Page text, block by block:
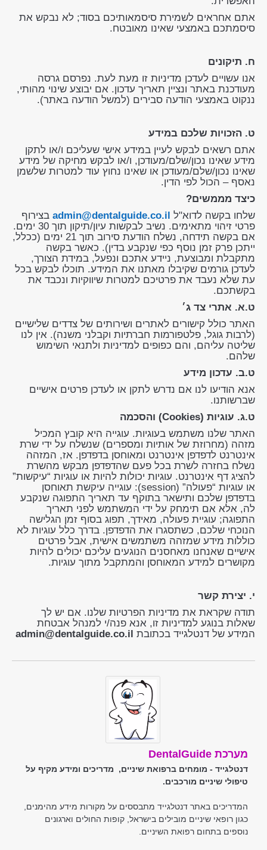
אתם אחראים לשמירת סיסמאותיכם בסוד; לא נבקש את
סיסמתכם באמצעי שאינו מאובטח.
ח. תיקונים
אנו עשויים לעדכן מדיניות זו מעת לעת. נפרסם גרסה
מעודכנת באתר ונציין תאריך עדכון. אם יבוצע שינוי מהותי,
ננקוט באמצעי הודעה סבירים (למשל הודעה באתר).
ט. הזכויות שלכם במידע
אתם רשאים לבקש לעיין במידע אישי שעליכם ו/או לתקן
מידע שאינו נכון/שלם/מעודכן, ו/או לבקש מחיקה של מידע
שאינו נכון/שלם/מעודכן או שאינו נחוץ עוד למטרות שלשמן
נאסף – הכול לפי הדין.
כיצד מממשים?
שלחו בקשה לדוא"ל admin@dentalguide.co.il בצירוף
פרטי זיהוי מתאימים. נשיב לבקשות עיון/תיקון תוך 30 ימים.
אם בקשה תידחה, נשלח הודעת סירוב תוך 21 ימים (ככלל,
ייתכן פרק זמן נוסף כפי שנקבע בדין). כאשר בקשה
מתקבלת ומבוצעת, ניידע אתכם ונפעל, במידת הצורך,
לעדכן גורמים שקיבלו מאתנו את המידע. תוכלו לבקש בכל
עת שלא נעבד את פרטיכם למטרות שיווקיות ונכבד את
בקשתכם.
ט.א. אתרי צד ג׳
האתר כולל קישורים לאתרים ושירותים של צדדים שלישיים
(לרבות גוגל, פלטפורמות חברתיות וקבלני משנה). אין לנו
שליטה עליהם, והם כפופים למדיניות ולתנאי השימוש
שלהם.
ט.ב. עדכון מידע
אנא הודיעו לנו אם נדרש לתקן או לעדכן פרטים אישיים
שברשותנו.
ט.ג. עוגיות (Cookies) והסכמה
האתר שלנו משתמש בעוגיות. עוגייה היא קובץ המכיל
מזהה (מחרוזת של אותיות ומספרים) שנשלח על ידי שרת
אינטרנט לדפדפן אינטרנט ומאוחסן בדפדפן. אז, המזהה
נשלח בחזרה לשרת בכל פעם שהדפדפן מבקש מהשרת
להציג דף אינטרנט. עוגיות יכולות להיות או עוגיות “עיקשות”
או עוגיות “פעולה” (session): עוגייה עיקשת תאוחסן
בדפדפן שלכם ותישאר בתוקף עד תאריך התפוגה שנקבע
לה, אלא אם תימחק על ידי המשתמש לפני תאריך
התפוגה; עוגיית פעולה, מאידך, תפוג בסוף זמן הגלישה
הנוכחי שלכם, כשתסגרו את הדפדפן. בדרך כלל עוגיות לא
כוללות מידע שמזהה משתמשים אישית, אבל פרטים
אישיים שאנחנו מאחסנים הנוגעים עליכם יכולים להיות
מקושרים למידע המאוחסן והמתקבל מתוך עוגיות.
י. יצירת קשר
תודה שקראת את מדיניות הפרטיות שלנו. אם יש לך
שאלות בנוגע למדיניות זו, אנא פנה/י למנהל אבטחת
המידע של דנטלגייד בכתובת admin@dentalguide.co.il
מערכת DentalGuide
דנטלגייד - מומחים ברפואת שיניים, מדריכים ומידע מקיף על
טיפולי שיניים מורכבים.
המדריכים באתר דנטלגייד מתבססים על מקורות מידע מהימנים,
כגון רופאי שיניים מובילים בישראל, קופות החולים וארגונים
נוספים בתחום רפואת השיניים.